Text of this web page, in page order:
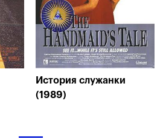
История служанки
(1989)